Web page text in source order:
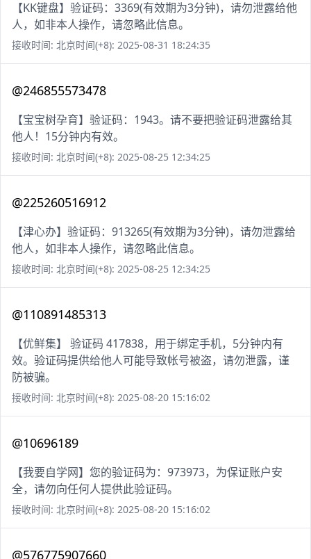
【KK键盘】验证码：3369(有效期为3分钟)，请勿泄露给他
人，如非本人操作，请忽略此信息。
接收时间: 北京时间(+8): 2025-08-31 18:24:35
@246855573478
【宝宝树孕育】验证码：1943。请不要把验证码泄露给其
他人！15分钟内有效。
接收时间: 北京时间(+8): 2025-08-25 12:34:25
@225260516912
【津心办】验证码：913265(有效期为3分钟)，请勿泄露给
他人，如非本人操作，请忽略此信息。
接收时间: 北京时间(+8): 2025-08-25 12:34:25
@110891485313
【优鲜集】 验证码 417838，用于绑定手机，5分钟内有
效。验证码提供给他人可能导致帐号被盗，请勿泄露，谨
防被骗。
接收时间: 北京时间(+8): 2025-08-20 15:16:02
@10696189
【我要自学网】您的验证码为：973973，为保证账户安
全，请勿向任何人提供此验证码。
接收时间: 北京时间(+8): 2025-08-20 15:16:02
@576775907660